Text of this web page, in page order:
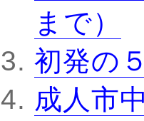
まで）
初発の
成人市